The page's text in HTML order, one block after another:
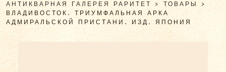
АНТИКВАРНАЯ ГАЛЕРЕЯ РАРИТЕТ >ТОВАРЫ >
ВЛАДИВОСТОК. ТРИУМФАЛЬНАЯ АРКА
АДМИРАЛЬСКОЙ ПРИСТАНИ. ИЗД. ЯПОНИЯ